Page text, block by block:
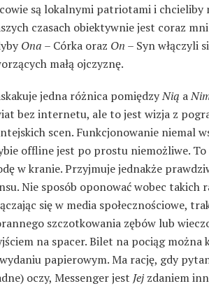
są lokalnymi patriotami i chcieliby
czasach obiektywnie jest coraz
Ona – Córka oraz On – Syn włączyli
małą ojczyznę.
jedna różnica pomiędzyNią a
bez internetu, ale to jest wizja z
scen. Funkcjonowanie niemal
offline jest po prostu niemożliwe. To
w kranie. Przyjmuje jednakże
Nie sposób oponować wobec takich
się w media społecznościowe,
szczotkowania zębów lub
na spacer. Bilet na pociąg można
papierowym. Ma rację, gdy
oczy, Messenger jest Jej zdaniem